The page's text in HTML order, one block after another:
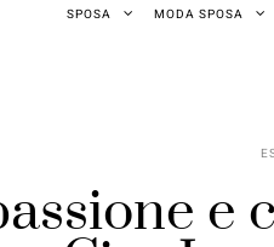
SPOSA MODA SPOSA
e